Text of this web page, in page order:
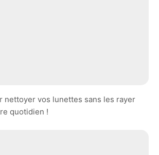
nettoyer vos lunettes sans les rayer
quotidien !